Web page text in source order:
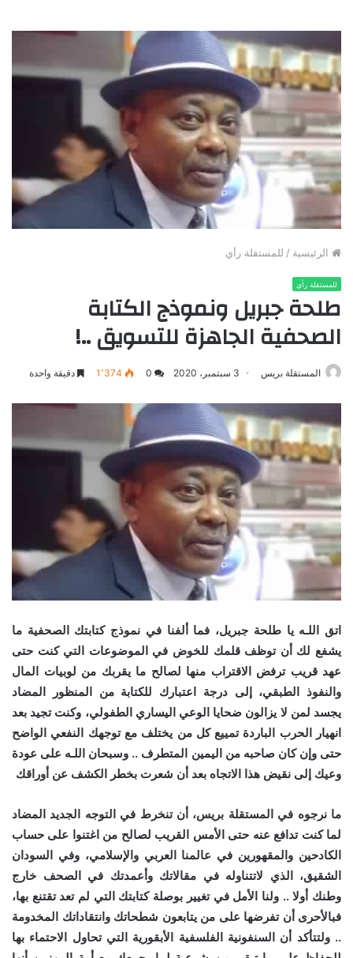
الرئيسية / للمستقلة رأي
للمستقلة رأي
طلحة جبريل ونموذج الكتابة
الصحفية الجاهزة للتسويق ..!
المستقلة بريس 3 سبتمبر، 2020 0 1٬374 دقيقة واحدة
اتق اللـه يا طلحة جبريل، فما ألفنا في نموذج كتابتك الصحفية ما
يشفع لك أن توظف قلمك للخوض في الموضوعات التي كنت حتى
عهد قريب ترفض الاقتراب منها لصالح ما يقربك من لوبيات المال
والنفوذ الطبقي، إلى درجة اعتبارك للكتابة من المنظور المضاد
يجسد لمن لا يزالون ضحايا الوعي اليساري الطفولي، وكنت تجيد بعد
انهيار الحرب الباردة تمييع كل من يختلف مع توجهك النفعي الواضح
حتى وإن كان صاحبه من اليمين المتطرف .. وسبحان اللـه على عودة
وعيك إلى نقيض هذا الاتجاه بعد أن شعرت بخطر الكشف عن أوراقك
ما نرجوه في المستقلة بريس، أن تنخرط في التوجه الجديد المضاد
لما كنت تدافع عنه حتى الأمس القريب لصالح من اغتنوا على حساب
الكادحين والمقهورين في عالمنا العربي والإسلامي، وفي السودان
الشقيق، الذي لاتتناوله في مقالاتك وأعمدتك في الصحف خارج
وطنك أولا .. ولنا الأمل في تغيير بوصلة كتابتك التي لم تعد تقتنع بها،
فبالأحرى أن تفرضها على من يتابعون شطحاتك وانتقاداتك المخدومة
.. ولتتأكد أن السنفونية الفلسفية الأبقورية التي تحاول الاحتماء بها